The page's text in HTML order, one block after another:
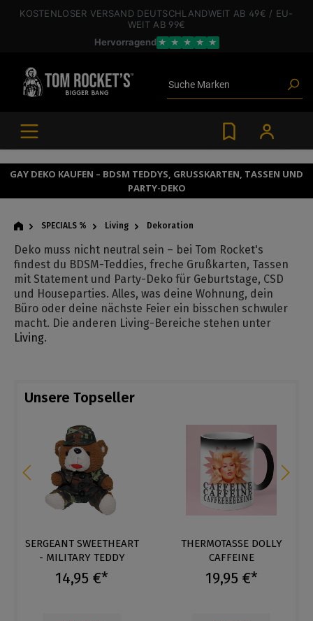
springen
KOSTENLOSER VERSANDDEUTSCHLANDWEIT AB 49€ / EU-
WEIT AB 99€
Hervorragend ★ ★ ★ ★ ★
GAY DEKO KAUFEN – BDSM TEDDYS, GRUSSKARTEN, TASSEN UND P
ARTY-DEKO
SPECIALS % Living Dekoration
Deko muss nicht neutral sein – bei Tom Rocket's
findest du BDSM-Teddies, freche Grußkarten, Tassen
mit Statement und Party-Deko für Geburtstage, CSD
und Houseparties. Alles, was deine Wohnung, dein
Büro oder deine nächste Feier ein bisschen schwuler
macht. Die anderen Living-Bereiche stehen unter
Living.
Unsere Topseller
SERGEANT SWEETHEART
- MILITARY TEDDY
14,95 €*
THERMOTASSE DOLLY
CAFFEINE
19,95 €*
Suche
Poppers
Angebote
Gleitgel
BDSM-Gear